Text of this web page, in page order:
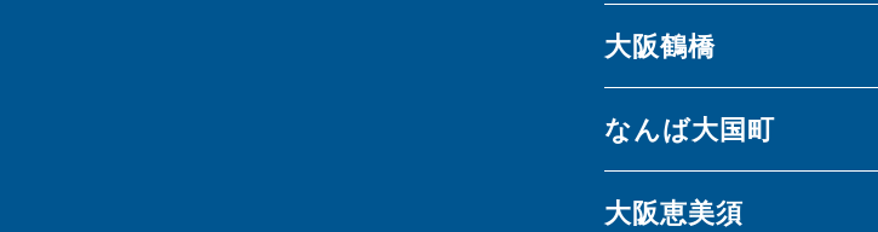
大阪鶴橋
なんば大国町
大阪恵美須